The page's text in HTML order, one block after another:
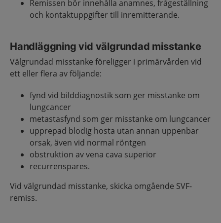
Remissen bör innehålla anamnes, frågeställning
och kontaktuppgifter till inremitterande.
Handläggning vid välgrundad misstanke
Välgrundad misstanke föreligger i primärvården vid
ett eller flera av följande:
fynd vid bilddiagnostik som ger misstanke om
lungcancer
metastasfynd som ger misstanke om lungcancer
upprepad blodig hosta utan annan uppenbar
orsak, även vid normal röntgen
obstruktion av vena cava superior
recurrenspares.
Vid välgrundad misstanke, skicka omgående SVF-
remiss.